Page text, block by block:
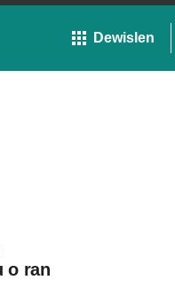
Dewislen
o ran